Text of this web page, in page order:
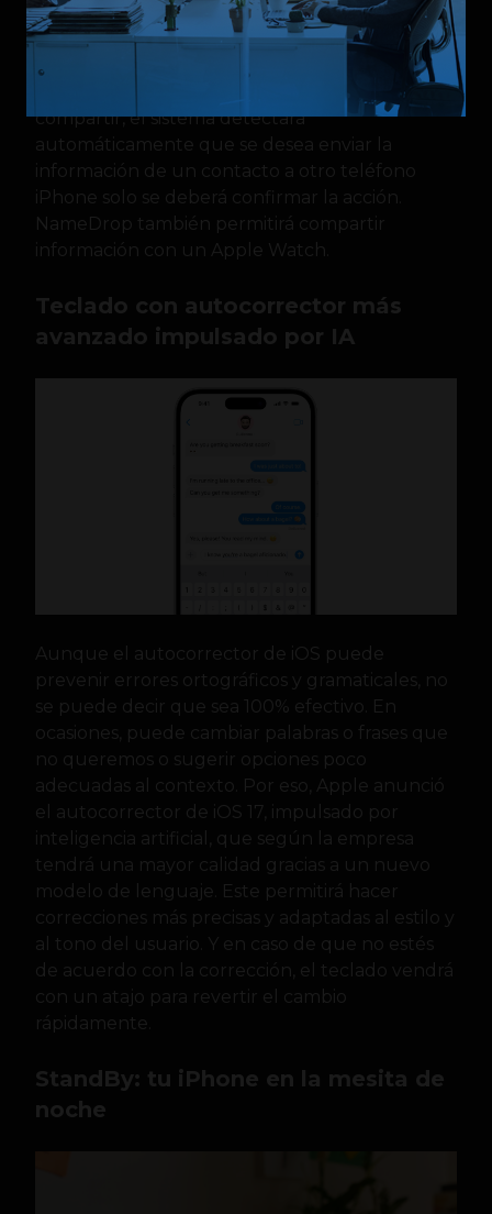
información de un contacto (número, correo
electrónico, foto de perfil) a otra persona con
solo acercar tu iPhone a otro. Al activar la
función y seleccionar el contacto que quieres
compartir, el sistema detectará
automáticamente que se desea enviar la
información de un contacto a otro teléfono
iPhone solo se deberá confirmar la acción.
NameDrop también permitirá compartir
información con un Apple Watch.
Teclado con autocorrector más
avanzado impulsado por IA
Aunque el autocorrector de iOS puede
prevenir errores ortográficos y gramaticales, no
se puede decir que sea 100% efectivo. En
ocasiones, puede cambiar palabras o frases que
no queremos o sugerir opciones poco
adecuadas al contexto. Por eso, Apple anunció
el autocorrector de iOS 17, impulsado por
inteligencia artificial, que según la empresa
tendrá una mayor calidad gracias a un nuevo
modelo de lenguaje. Este permitirá hacer
correcciones más precisas y adaptadas al estilo y
al tono del usuario. Y en caso de que no estés
de acuerdo con la corrección, el teclado vendrá
con un atajo para revertir el cambio
rápidamente.
StandBy: tu iPhone en la mesita de
noche